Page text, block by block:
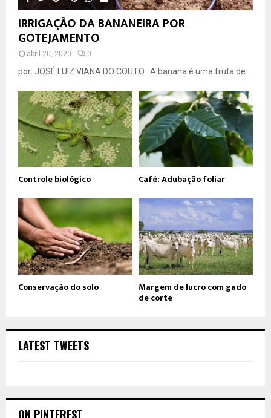
IRRIGAÇÃO DA BANANEIRA POR
GOTEJAMENTO
abril 20, 2020 0
por: JOSÉ LUIZ VIANA DO COUTO A banana é uma fruta de...
Controle biológico Café: Adubação foliar
Conservação do solo Margem de lucro com gado
de corte
LATEST TWEETS
ON PINTEREST